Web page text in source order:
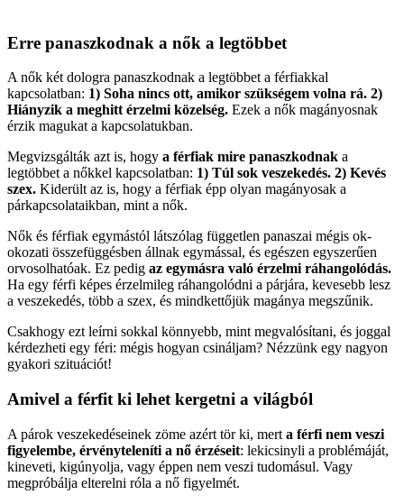
Erre panaszkodnak a nők a legtöbbet
A nők két dologra panaszkodnak a legtöbbet a férfiakkal
kapcsolatban: 1) Soha nincs ott, amikor szükségem volna rá. 2)
Hiányzik a meghitt érzelmi közelség. Ezek a nők magányosnak
érzik magukat a kapcsolatukban.
Megvizsgálták azt is, hogy a férfiak mire panaszkodnak a
legtöbbet a nőkkel kapcsolatban: 1) Túl sok veszekedés. 2) Kevés
szex. Kiderült az is, hogy a férfiak épp olyan magányosak a
párkapcsolataikban, mint a nők.
Nők és férfiak egymástól látszólag független panaszai mégis ok-
okozati összefüggésben állnak egymással, és egészen egyszerűen
orvosolhatóak. Ez pedig az egymásra való érzelmi ráhangolódás.
Ha egy férfi képes érzelmileg ráhangolódni a párjára, kevesebb lesz
a veszekedés, több a szex, és mindkettőjük magánya megszűnik.
Csakhogy ezt leírni sokkal könnyebb, mint megvalósítani, és joggal
kérdezheti egy féri: mégis hogyan csináljam? Nézzünk egy nagyon
gyakori szituációt!
Amivel a férfit ki lehet kergetni a világból
A párok veszekedéseinek zöme azért tör ki, mert a férfi nem veszi
figyelembe, érvényteleníti a nő érzéseit: lekicsinyli a problémáját,
kineveti, kigúnyolja, vagy éppen nem veszi tudomásul. Vagy
megpróbálja elterelni róla a nő figyelmét.